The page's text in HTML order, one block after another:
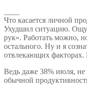
Что касается личной
Ухудшил ситуацию.
рук». Работать можно,
остального. Ну и я
отвлекающих факторах.
Ведь даже 38% июля, не
обычной